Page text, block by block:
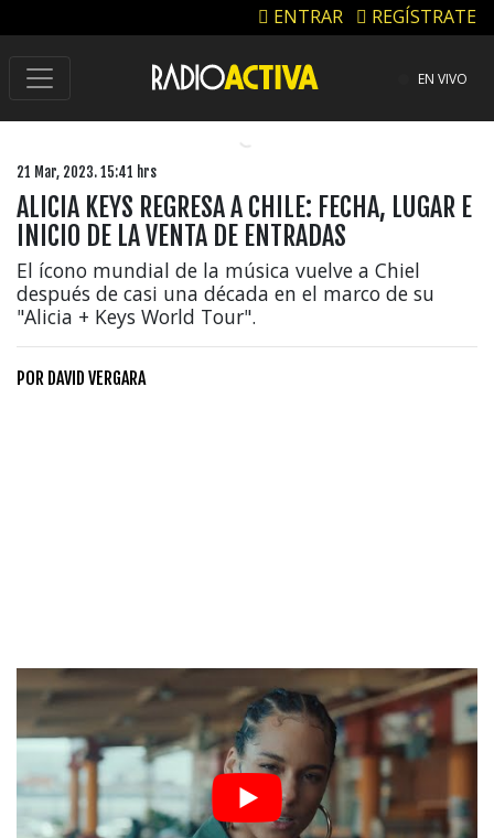
ENTRAR REGÍSTRATE
EN VIVO
21 Mar, 2023. 15:41 hrs
ALICIA KEYS REGRESA A CHILE: FECHA, LUGAR E
INICIO DE LA VENTA DE ENTRADAS
El ícono mundial de la música vuelve a Chiel
después de casi una década en el marco de su
"Alicia + Keys World Tour".
POR DAVID VERGARA